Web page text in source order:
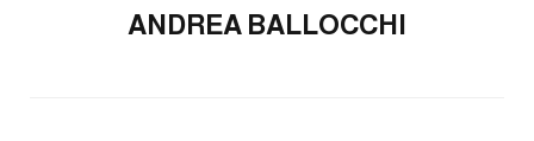
ANDREA BALLOCCHI